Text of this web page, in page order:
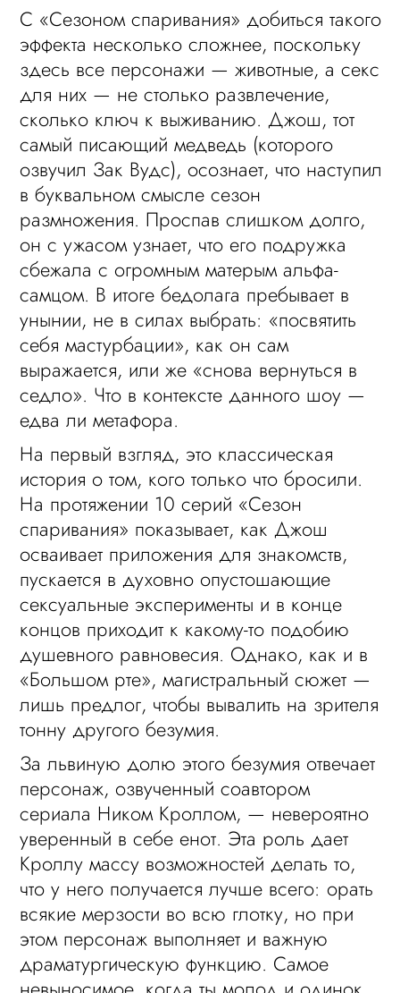
С «Сезоном спаривания» добиться такого
эффекта несколько сложнее, поскольку
здесь все персонажи — животные, а секс
для них — не столько развлечение,
сколько ключ к выживанию. Джош, тот
самый писающий медведь (которого
озвучил Зак Вудс), осознает, что наступил
в буквальном смысле сезон
размножения. Проспав слишком долго,
он с ужасом узнает, что его подружка
сбежала с огромным матерым альфа-
самцом. В итоге бедолага пребывает в
унынии, не в силах выбрать: «посвятить
себя мастурбации», как он сам
выражается, или же «снова вернуться в
седло». Что в контексте данного шоу —
едва ли метафора.
На первый взгляд, это классическая
история о том, кого только что бросили.
На протяжении 10 серий «Сезон
спаривания» показывает, как Джош
осваивает приложения для знакомств,
пускается в духовно опустошающие
сексуальные эксперименты и в конце
концов приходит к какому-то подобию
душевного равновесия. Однако, как и в
«Большом рте», магистральный сюжет —
лишь предлог, чтобы вывалить на зрителя
тонну другого безумия.
За львиную долю этого безумия отвечает
персонаж, озвученный соавтором
сериала Ником Кроллом, — невероятно
уверенный в себе енот. Эта роль дает
Кроллу массу возможностей делать то,
что у него получается лучше всего: орать
всякие мерзости во всю глотку, но при
этом персонаж выполняет и важную
драматургическую функцию. Самое